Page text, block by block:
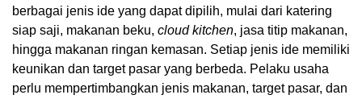
berbagai jenis ide yang dapat dipilih, mulai dari katering
siap saji, makanan beku, cloud kitchen, jasa titip makanan,
hingga makanan ringan kemasan. Setiap jenis ide memiliki
keunikan dan target pasar yang berbeda. Pelaku usaha
perlu mempertimbangkan jenis makanan, target pasar, dan